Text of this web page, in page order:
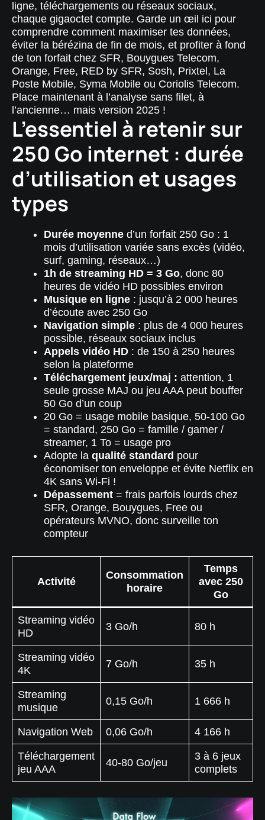
ligne, téléchargements ou réseaux sociaux,
chaque gigaoctet compte. Garde un œil ici pour
comprendre comment maximiser tes données,
éviter la bérézina de fin de mois, et profiter à fond
de ton forfait chez SFR, Bouygues Telecom,
Orange, Free, RED by SFR, Sosh, Prixtel, La
Poste Mobile, Syma Mobile ou Coriolis Telecom.
Place maintenant à l’analyse sans filet, à
l’ancienne… mais version 2025 !
L’essentiel à retenir sur
250 Go internet : durée
d’utilisation et usages
types
Durée moyenne d’un forfait 250 Go : 1
mois d’utilisation variée sans excès (vidéo,
surf, gaming, réseaux…)
1h de streaming HD = 3 Go, donc 80
heures de vidéo HD possibles environ
Musique en ligne : jusqu’à 2 000 heures
d’écoute avec 250 Go
Navigation simple : plus de 4 000 heures
possible, réseaux sociaux inclus
Appels vidéo HD : de 150 à 250 heures
selon la plateforme
Téléchargement jeux/maj : attention, 1
seule grosse MAJ ou jeu AAA peut bouffer
50 Go d’un coup
20 Go = usage mobile basique, 50-100 Go
= standard, 250 Go = famille / gamer /
streamer, 1 To = usage pro
Adopte la qualité standard pour
économiser ton enveloppe et évite Netflix en
4K sans Wi-Fi !
Dépassement = frais parfois lourds chez
SFR, Orange, Bouygues, Free ou
opérateurs MVNO, donc surveille ton
compteur
Activité
Consommation
horaire
Temps
avec 250
Go
Streaming vidéo
HD
3 Go/h 80 h
Streaming vidéo
4K
7 Go/h 35 h
Streaming
musique
0,15 Go/h 1 666 h
Navigation Web 0,06 Go/h 4 166 h
Téléchargement
jeu AAA
40-80 Go/jeu
3 à 6 jeux
complets